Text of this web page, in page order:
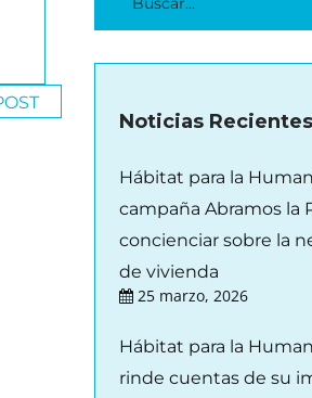
Noticias Recientes
Hábitat para la
campaña Abramos la
concienciar sobre la
de vivienda
25 marzo, 2026
Hábitat para la
rinde cuentas de su